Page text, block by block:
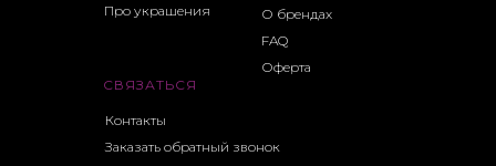
СВЯЗАТЬСЯ
Контакты
Заказать обратный звонок
Про украшения
О брендах
FAQ
Оферта